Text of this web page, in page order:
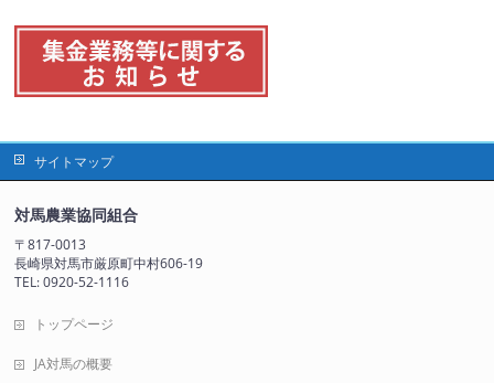
サイトマップ
対馬農業協同組合
〒817-0013
長崎県対馬市厳原町中村606-19
TEL: 0920-52-1116
トップページ
JA対馬の概要